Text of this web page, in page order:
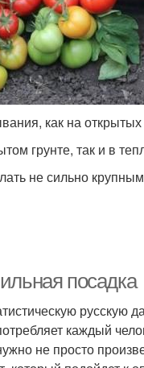
как на открытых
грунте, так и в
не сильно
посадка
русскую
каждый
не просто